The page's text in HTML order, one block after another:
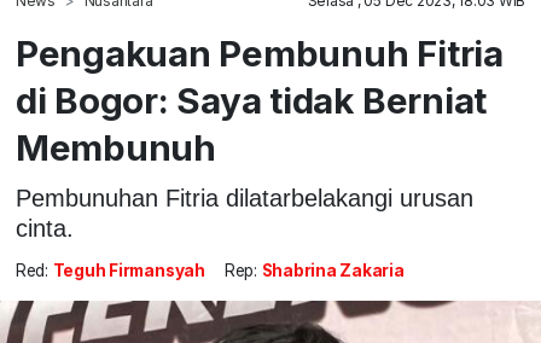
Pengakuan Pembunuh Fitria
di Bogor: Saya tidak Berniat
Membunuh
Pembunuhan Fitria dilatarbelakangi urusan
cinta.
Red: Teguh Firmansyah Rep: Shabrina Zakaria